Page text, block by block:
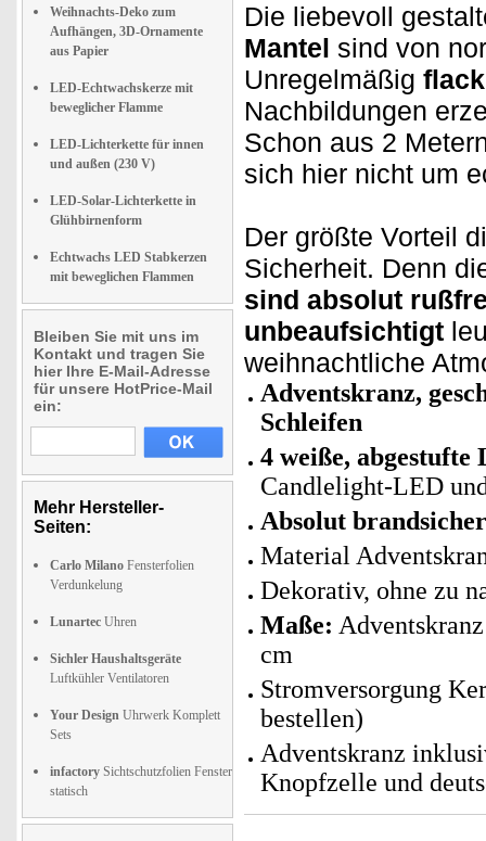
Weihnachts-Deko zum
Aufhängen, 3D-Ornamente
aus Papier
LED-Echtwachskerze mit
beweglicher Flamme
LED-Lichterkette für innen
und außen (230 V)
LED-Solar-Lichterkette in
Glühbirnenform
Echtwachs LED Stabkerzen
mit beweglichen Flammen
Bleiben Sie mit uns im
Kontakt und tragen Sie
hier Ihre E-Mail-Adresse
für unsere HotPrice-Mail
ein:
Mehr Hersteller-
Seiten:
Carlo Milano Fensterfolien
Verdunkelung
Lunartec Uhren
Sichler Haushaltsgeräte
Luftkühler Ventilatoren
Your Design Uhrwerk Komplett
Sets
infactory Sichtschutzfolien Fenster
statisch
Die liebevoll
Mantel sind von
Unregelmäßig
Nachbildungen
Schon aus 2
sich hier nicht um
Der größte Vorteil
Sicherheit. Denn
sind absolut
unbeaufsichtigt
weihnachtliche
Adventskranz,
Schleifen
4 weiße, abgestufte
Candlelight-LED
Absolut brandsicher
Material
Dekorativ, ohne zu
Maße:
cm
Stromversorgung
bestellen)
Adventskranz
Knopfzelle und